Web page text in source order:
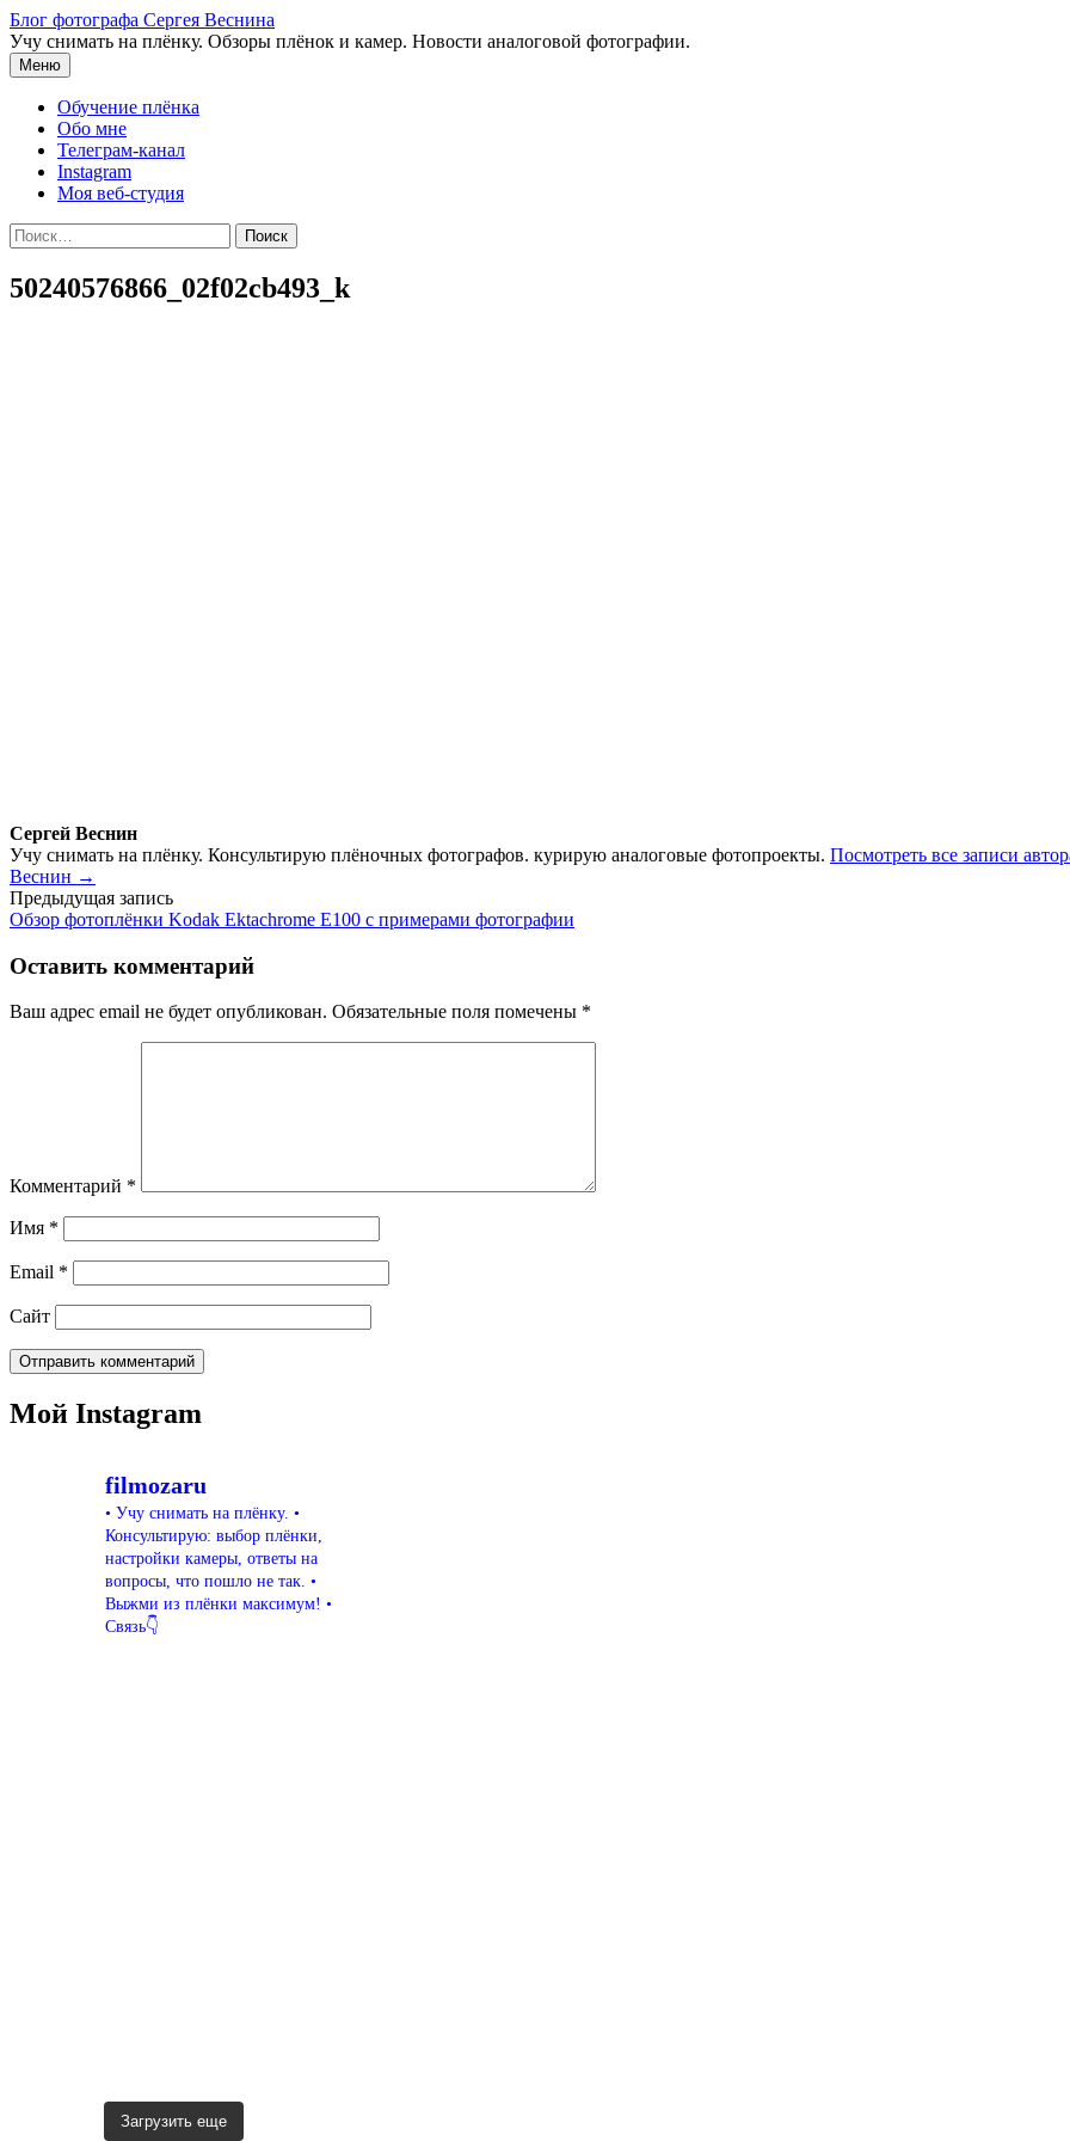
Перейти
к
содержимому
Блог фотографа Сергея Веснина
Учу снимать на плёнку. Обзоры плёнок и камер. Новости аналоговой фотографии.
Меню
Обучение плёнка
Обо мне
Телеграм-канал
Instagram
Моя веб-студия
Найти:
50240576866_02f02cb493_k
Сергей Веснин
Учу снимать на плёнку. Консультирую плёночных фотографов. курирую аналоговые фотопроекты. Посмотреть все записи
Веснин →
Навигация
по
записям
Предыдущая запись
Обзор фотоплёнки Kodak Ektachrome E100 с примерами фотографии
Оставить комментарий
Ваш адрес email не будет опубликован. Обязательные поля помечены *
Комментарий *
Имя *
Email *
Сайт
Мой Instagram
filmozaru
• Учу снимать на плёнку. •
Консультирую: выбор плёнки,
настройки камеры, ответы на
вопросы, что пошло не так. •
Выжми из плёнки максимум! •
Связь👇
Загрузить еще